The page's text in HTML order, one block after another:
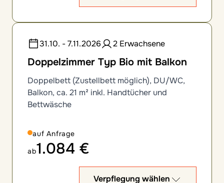
31.10. - 7.11.2026 2 Erwachsene
Doppelzimmer Typ Bio mit Balkon
Doppelbett (Zustellbett möglich), DU/WC,
Balkon, ca. 21 m² inkl. Handtücher und
Bettwäsche
auf Anfrage
ab1.084 €
Verpflegung wählen